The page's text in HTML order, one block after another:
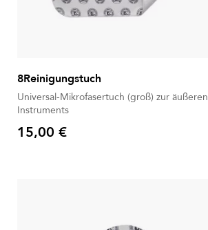
8Reinigungstuch
Universal-Mikrofasertuch (groß) zur äußeren Reinigung des
Instruments
Preis
15,00 €